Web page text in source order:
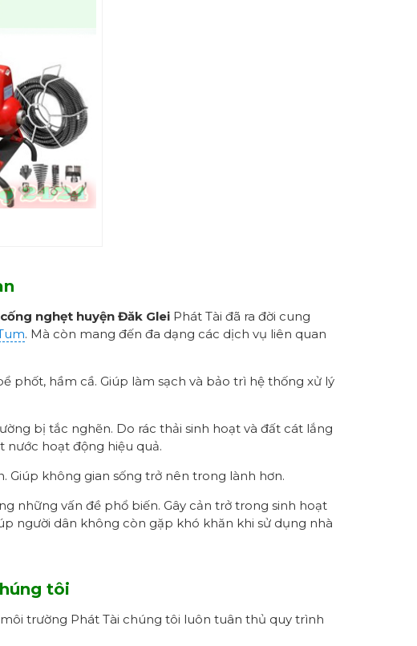
nghẹt huyện Đăk Glei Phát Tài đã ra đời cung
. Mà còn mang đến đa dạng các dịch vụ liên quan
phốt, hầm cầ. Giúp làm sạch và bảo trì hệ thống xử lý
bị tắc nghẽn. Do rác thải sinh hoạt và đất cát lắng
hoạt động hiệu quả.
Giúp không gian sống trở nên trong lành hơn.
những vấn đề phổ biến. Gây cản trở trong sinh hoạt
người dân không còn gặp khó khăn khi sử dụng nhà
tôi
môi trường Phát Tài chúng tôi luôn tuân thủ quy trình